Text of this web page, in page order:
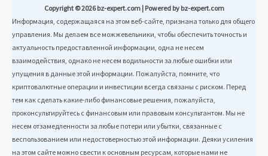
Copyright © 2026 bz-expert.com | Powered by bz-expert.com
Информация, содержащаяся на этом веб-сайте, признана только для общего
управления. Мы делаем все можжевельники, чтобы обеспечить точность и
актуальность предоставленной информации, одна не несем
взаимодействия, однако не несем водильности за любые ошибки или
упущения в данные этой информации. Пожалуйста, помните, что
криптовалютные операции и инвестиции всегда связаны с риском. Перед
тем как сделать какие-либо финансовые решения, пожалуйста,
проконсультируйтесь с финансовым или правовым консультантом. Мы не
несем отзамедленности за любые потери или убытки, связанные с
веспользованием или недостоверностью этой информации. Деяки усиления
на этом сайте можно свести к основным ресурсам, которые нами не